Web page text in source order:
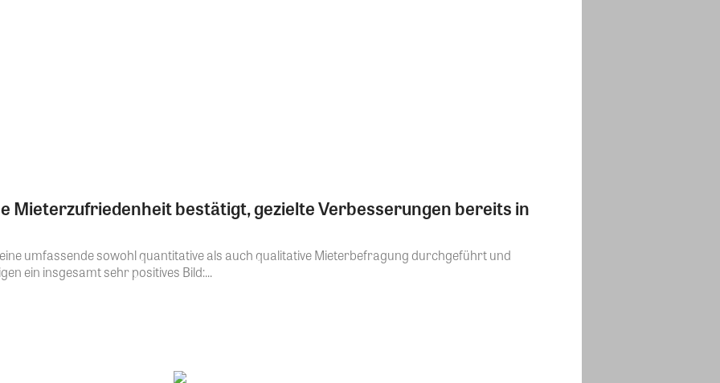
Mieterzufriedenheit bestätigt, gezielte Verbesserungen bereits in
umfassende sowohl quantitative als auch qualitative Mieterbefragung durchgeführt und
ein insgesamt sehr positives Bild:...